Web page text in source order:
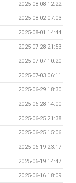
2025-08-08 12:22
2025-08-02 07:03
2025-08-01 14:44
2025-07-28 21:53
2025-07-07 10:20
2025-07-03 06:11
2025-06-29 18:30
2025-06-28 14:00
2025-06-25 21:38
2025-06-25 15:06
2025-06-19 23:17
2025-06-19 14:47
2025-06-16 18:09